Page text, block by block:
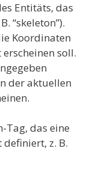
Entitäts, das
“skeleton”).
Koordinaten
soll.
der aktuellen
Tag, das eine
z. B.